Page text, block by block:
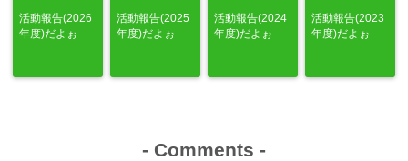
活動報告(2026
年度)だよぉ
活動報告(2025
年度)だよぉ
活動報告(2024
年度)だよぉ
活動報告(2023
年度)だよぉ
- Comments -